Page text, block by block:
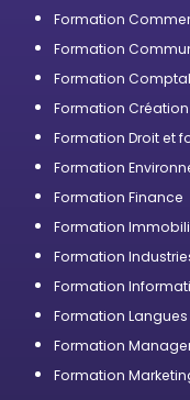
Formation
Formation
Formation
Formation
Formation Droit et
Formation
Formation Finance
Formation
Formation
Formation
Formation Langues
Formation
Formation